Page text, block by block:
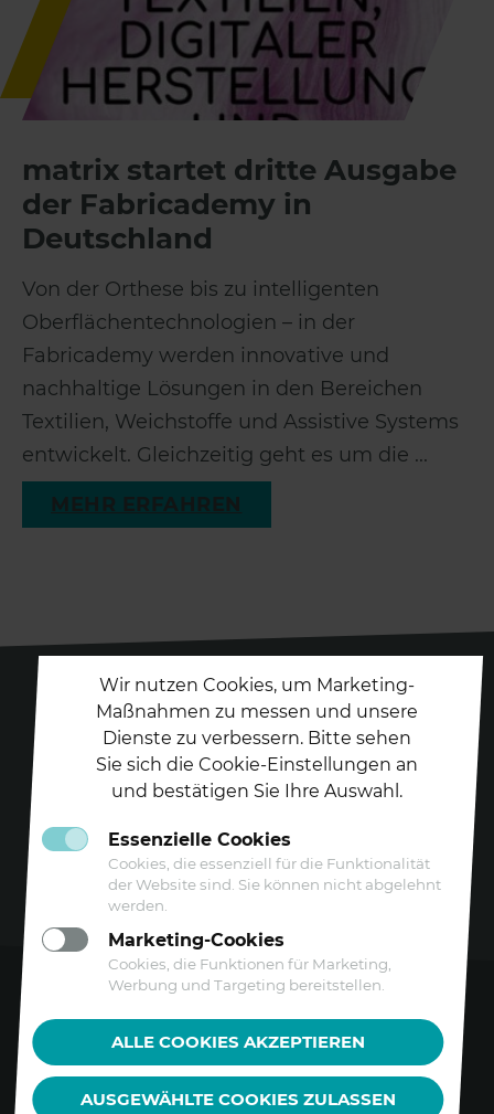
matrix startet dritte Ausgabe
der Fabricademy in
Deutschland
Von der Orthese bis zu intelligenten
Oberflächentechnologien – in der
Fabricademy werden innovative und
nachhaltige Lösungen in den Bereichen
Textilien, Weichstoffe und Assistive Systems
entwickelt. Gleichzeitig geht es um die ...
Folgen Sie uns auf
Barrierefreiheitserklärung
Wir nutzen Cookies, um Marketing-
Maßnahmen zu messen und unsere
Dienste zu verbessern. Bitte sehen
Sie sich die Cookie-Einstellungen an
und bestätigen Sie Ihre Auswahl.
Essenzielle Cookies
Cookies, die essenziell für die Funktionalität
der Website sind. Sie können nicht abgelehnt
werden.
Marketing-Cookies
Cookies, die Funktionen für Marketing,
Werbung und Targeting bereitstellen.
ALLE COOKIES AKZEPTIEREN
AUSGEWÄHLTE COOKIES ZULASSEN